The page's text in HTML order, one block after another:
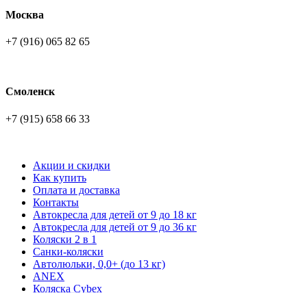
Москва
+7 (916) 065 82 65
Смоленск
+7 (915) 658 66 33
Акции и скидки
Как купить
Оплата и доставка
Контакты
Автокресла для детей от 9 до 18 кг
Автокресла для детей от 9 до 36 кг
Коляски 2 в 1
Санки-коляски
Автолюльки, 0,0+ (до 13 кг)
ANEX
Коляска Cybex